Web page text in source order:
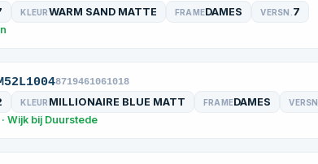
KLEURWARM SAND MATTE FRAMEDAMES VERSN. 7
8719461061018
KLEUR MILLIONAIRE BLUE MATT FRAMEDAMES VERSN.
Wijk bij Duurstede